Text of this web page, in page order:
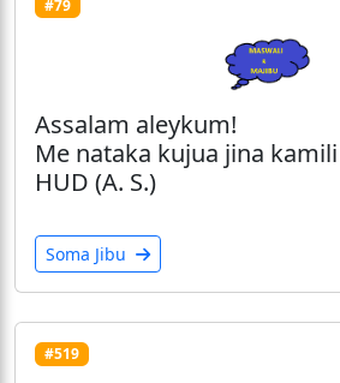
#79
Assalam aleykum!
Me nataka kujua jina
HUD (A. S.)
Soma Jibu
#519